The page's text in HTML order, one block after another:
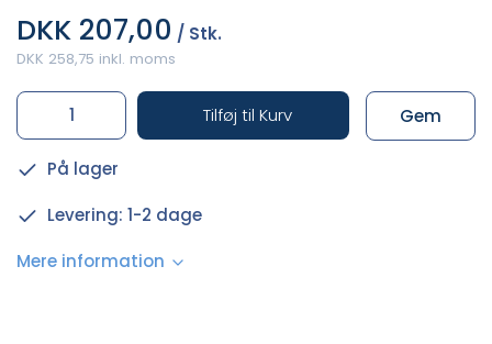
DKK 207,00 / Stk.
DKK 258,75 inkl. moms
Tilføj til Kurv Gem
På lager
Levering: 1-2 dage
Mere information